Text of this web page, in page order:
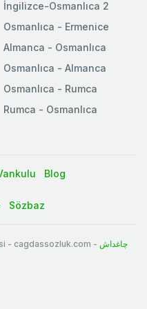
İngilizce-Osmanlıca 2
Osmanlıca - Ermenice
Almanca - Osmanlıca
Osmanlıca - Almanca
Osmanlıca - Rumca
Rumca - Osmanlıca
Blog
Sözbaz
- cagdassozluk.com - چاغداش